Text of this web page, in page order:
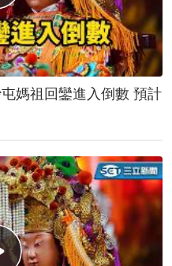
媽祖回鑾進入倒數 預計